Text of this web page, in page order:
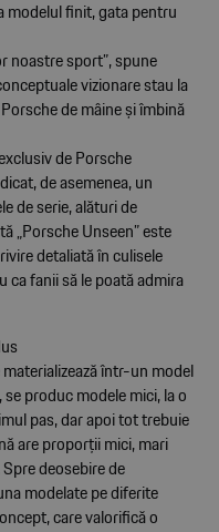
modelul finit, gata pentru
noastre sport”, spune
vizionare stau la
de mâine și îmbină
de Porsche
de asemenea, un
de serie, alături de
„Porsche Unseen” este
detaliată în culisele
ca fanii să le poată admira
într-un model
produc modele mici, la o
pas, dar apoi tot trebuie
are proporții mici, mari
deosebire de
modelate pe diferite
care valorifică o